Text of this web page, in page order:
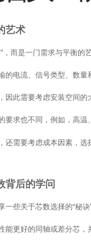
艺术
而是一门需求与平衡的艺
电流、信号类型、数量
此需要考虑安装空间的
求也不同，例如，高
需要考虑成本因素，选
背后的学问
些关于芯数选择的“秘诀
更好的同轴或差分芯，